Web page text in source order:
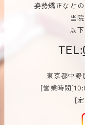
姿勢矯正など
当
以
TEL:
東京都中
[営業時間
[